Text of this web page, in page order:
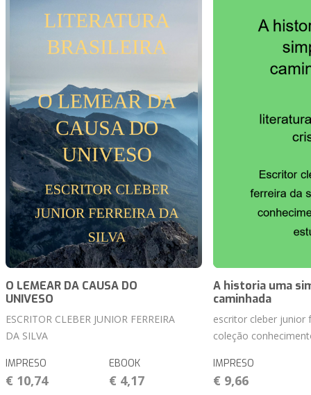
O LEMEAR DA CAUSA DO
UNIVESO
ESCRITOR CLEBER JUNIOR FERREIRA
DA SILVA
IMPRESO
€ 10,74
EBOOK
€ 4,17
A historia uma
caminhada
escritor cleber junior
coleção
IMPRESO
€ 9,66